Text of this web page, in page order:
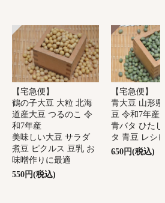
【宅急便】
鶴の子大豆 大粒 北海
道産大豆 つるのこ 令
和7年産
美味しい大豆 サラダ
煮豆 ピクルス 豆乳 お
味噌作りに最適
550円(税込)
【宅急便】
青大豆 山形
豆 令和7年産
青バタ ひた
タ 青豆 レシ
650円(税込)